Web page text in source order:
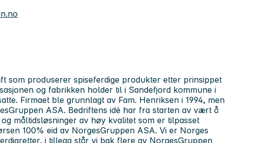
som produserer spiseferdige produkter etter prinsippet
og fabrikken holder til i Sandefjord kommune i
Firmaet ble grunnlagt av Fam. Henriksen i 1994, men
ASA. Bedriftens idé har fra starten av vært å
måltidsløsninger av høy kvalitet som er tilpasset
100% eid av NorgesGruppen ASA. Vi er Norges
i tillegg står vi bak flere av NorgesGruppen